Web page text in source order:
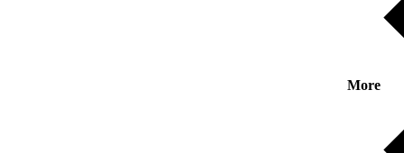
More